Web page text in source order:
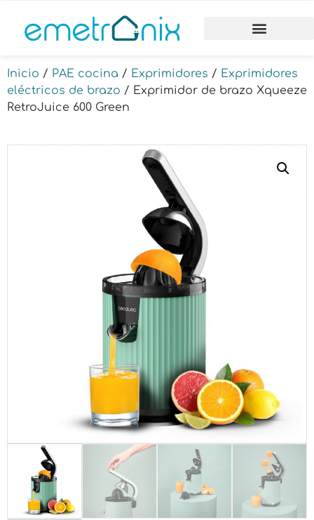
Inicio / PAE cocina / Exprimidores / Exprimidores
eléctricos de brazo / Exprimidor de brazo Xqueeze
RetroJuice 600 Green